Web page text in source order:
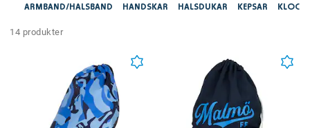
ARMBAND/HALSBAND HANDSKAR HALSDUKAR KEPSAR
14 produkter